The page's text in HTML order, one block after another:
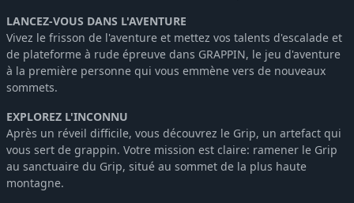
LANCEZ-VOUS DANS L'AVENTURE
Vivez le frisson de l'aventure et mettez vos talents d'escalade et
de plateforme à rude épreuve dans GRAPPIN, le jeu d'aventure
à la première personne qui vous emmène vers de nouveaux
sommets.
EXPLOREZ L'INCONNU
Après un réveil difficile, vous découvrez le Grip, un artefact qui
vous sert de grappin. Votre mission est claire: ramener le Grip
au sanctuaire du Grip, situé au sommet de la plus haute
montagne.